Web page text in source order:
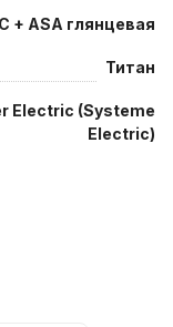
+ ASA глянцевая
Титан
Electric (Systeme
Electric)